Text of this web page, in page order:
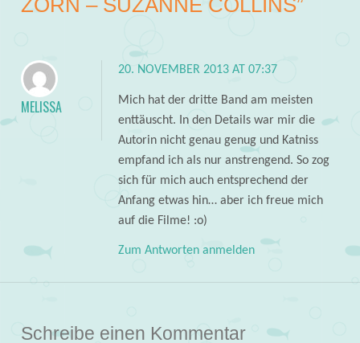
MELISSA
20. NOVEMBER 2013 AT 07:37
Mich hat der dritte Band am meisten
enttäuscht. In den Details war mir die
Autorin nicht genau genug und Katniss
empfand ich als nur anstrengend. So zog
sich für mich auch entsprechend der
Anfang etwas hin… aber ich freue mich
auf die Filme! :o)
Zum Antworten anmelden
Schreibe einen Kommentar